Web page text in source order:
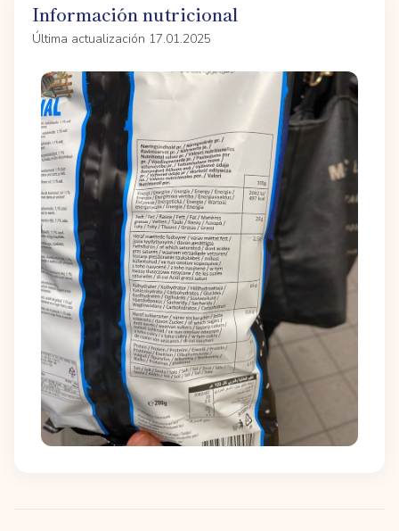
Información nutricional
Última actualización 17.01.2025